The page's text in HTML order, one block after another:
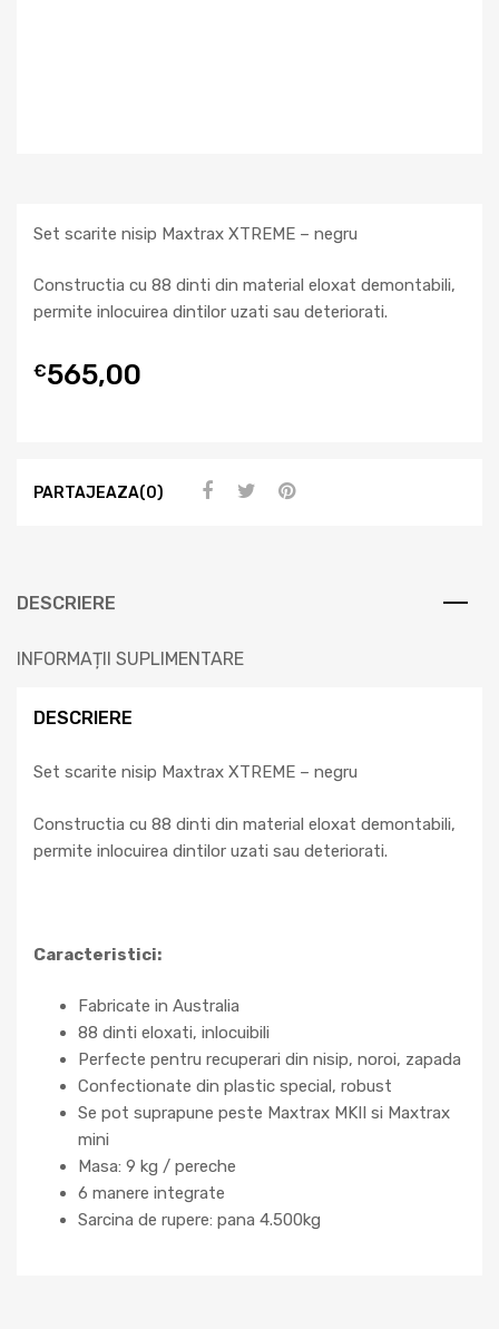
Set scarite nisip Maxtrax XTREME – negru
Constructia cu 88 dinti din material eloxat demontabili,
permite inlocuirea dintilor uzati sau deteriorati.
€565,00
PARTAJEAZA(0)
DESCRIERE
INFORMAȚII SUPLIMENTARE
DESCRIERE
Set scarite nisip Maxtrax XTREME – negru
Constructia cu 88 dinti din material eloxat demontabili,
permite inlocuirea dintilor uzati sau deteriorati.
Caracteristici:
Fabricate in Australia
88 dinti eloxati, inlocuibili
Perfecte pentru recuperari din nisip, noroi, zapada
Confectionate din plastic special, robust
Se pot suprapune peste Maxtrax MKII si Maxtrax
mini
Masa: 9 kg / pereche
6 manere integrate
Sarcina de rupere: pana 4.500kg